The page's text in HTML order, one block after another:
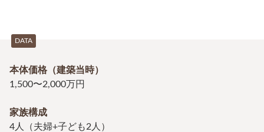
DATA
本体価格（建築当時）
1,500〜2,000万円
家族構成
4人（夫婦+子ども2人）